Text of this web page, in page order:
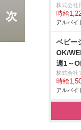
株式会社
時給
アルバイ
ベビー
OK/
週1～
株式会社
時給
アルバイ